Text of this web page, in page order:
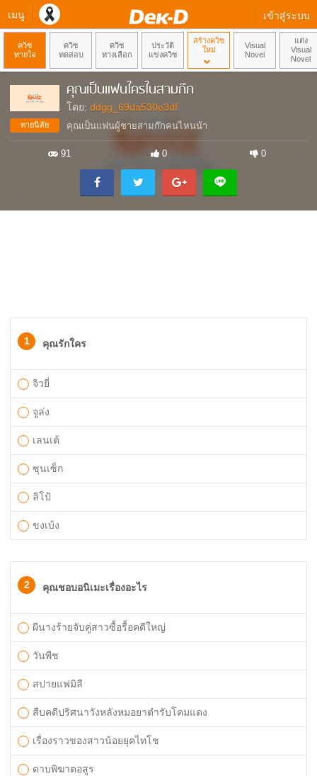
เมนู เข้าสู่ระบบ
ควิซ
ทายใจ
ควิซ
ทดสอบ
ควิซ
ทางเลือก
ประวัติ
แข่งควิซ
สร้างควิซ
ใหม่
Visual
Novel
แต่ง
Visual
Novel
ทายนิสัย
คุณเป็นแฟนใครในสามก๊ก
โดย: ddgg_69da530e3df
คุณเป็นแฟนผู้ชายสามก๊กคนไหนน้า
91 0 0
1 คุณรักใคร
จิวยี่
จูล่ง
เลนเต้
ซุนเซ็ก
ลิโป้
ขงเบ้ง
2 คุณชอบอนิเมะเรื่องอะไร
ผีนางร้ายจับคู่สาวซื้อรื้อคดีใหญ่
วันพีช
สปายแฟมิลี
สืบคดีปริศนาวังหลังหมอยาตำรับโคมแดง
เรื่องราวของสาวน้อยยุคไทโช
ดาบพิฆาตอสูร